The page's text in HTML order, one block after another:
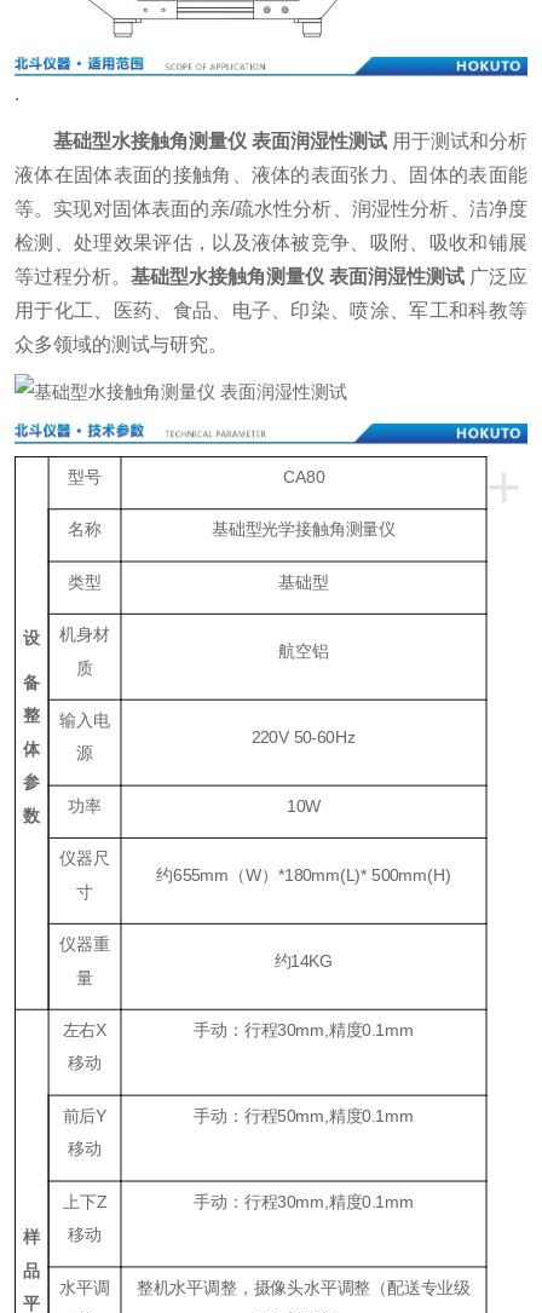
.
基础型水接触角测量仪 表面润湿性测试 用于测试和分析
液体在固体表面的接触角、液体的表面张力、固体的表面能
等。实现对固体表面的亲/疏水性分析、润湿性分析、洁净度
检测、处理效果评估，以及液体被竞争、吸附、吸收和铺展
等过程分析。 基础型水接触角测量仪 表面润湿性测试 广泛应
用于化工、医药、食品、电子、印染、喷涂、军工和科教等
众多领域的测试与研究。
+
设
备
整
体
参
数
型号 CA80
名称 基础型光学接触角测量仪
类型 基础型
机身材
质
航空铝
输入电
源
220V 50-60Hz
功率 10W
仪器尺
寸
约655mm（W）*180mm(L)* 500mm(H)
仪器重
量
约14KG
样
品
平
左右X
移动
手动：行程30mm, 精度0.1mm
前后Y
移动
手动：行程50mm, 精度0.1mm
上下Z
移动
手动：行程30mm, 精度0.1mm
水平调
整机水平调整，摄像头水平调整（配送专业级